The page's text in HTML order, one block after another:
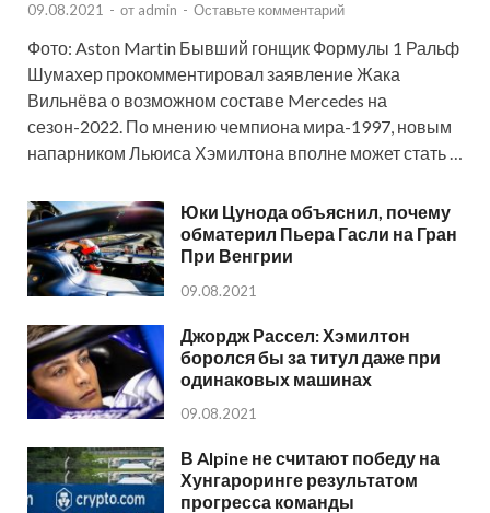
09.08.2021 - от admin - Оставьте комментарий
Фото: Aston Martin Бывший гонщик Формулы 1 Ральф
Шумахер прокомментировал заявление Жака
Вильнёва о возможном составе Mercedes на
сезон-2022. По мнению чемпиона мира-1997, новым
напарником Льюиса Хэмилтона вполне может стать …
Юки Цунода объяснил, почему
обматерил Пьера Гасли на Гран
При Венгрии
09.08.2021
Джордж Рассел: Хэмилтон
боролся бы за титул даже при
одинаковых машинах
09.08.2021
В Alpine не считают победу на
Хунгароринге результатом
прогресса команды